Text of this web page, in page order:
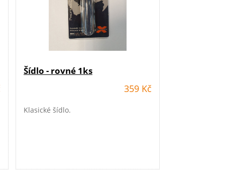
Šídlo - rovné 1ks
359 Kč
Klasické šídlo.